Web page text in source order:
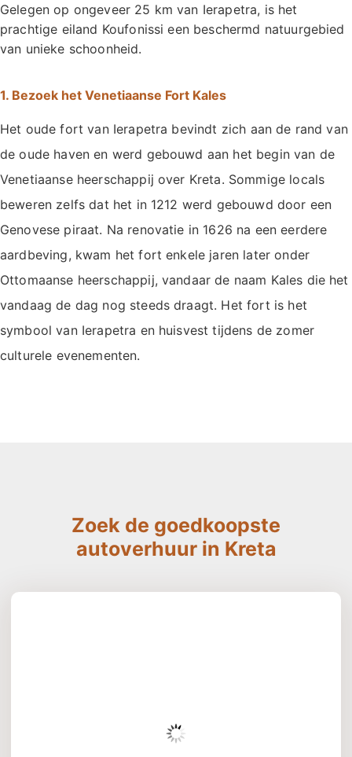
Gelegen op ongeveer 25 km van Ierapetra, is het
prachtige eiland Koufonissi een beschermd natuurgebied
van unieke schoonheid.
1. Bezoek het Venetiaanse Fort Kales
Het oude fort van Ierapetra bevindt zich aan de rand van
de oude haven en werd gebouwd aan het begin van de
Venetiaanse heerschappij over Kreta. Sommige locals
beweren zelfs dat het in 1212 werd gebouwd door een
Genovese piraat. Na renovatie in 1626 na een eerdere
aardbeving, kwam het fort enkele jaren later onder
Ottomaanse heerschappij, vandaar de naam Kales die het
vandaag de dag nog steeds draagt. Het fort is het
symbool van Ierapetra en huisvest tijdens de zomer
culturele evenementen.
Zoek de goedkoopste
autoverhuur in Kreta